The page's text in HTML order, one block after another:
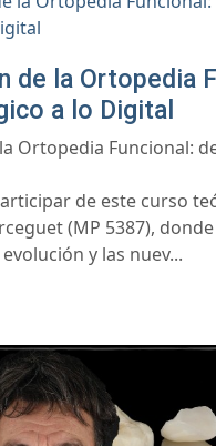
de la Ortopedia
a lo Digital
Ortopedia Funcional:
de este curso
(MP 5387), donde
y las nuev...